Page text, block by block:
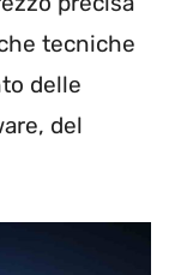
tecniche
delle
del